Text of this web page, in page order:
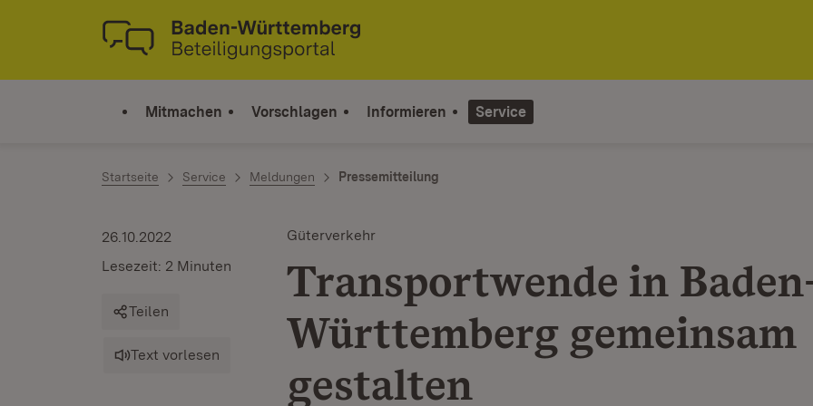
Zum Inhalt springen
Link zur Startseite
Mitmachen Vorschlagen Informieren Service
Startseite Service Meldungen Pressemitteilung
Güterverkehr
Transportwende in
Württemberg gemeinsam
gestalten
26.10.2022
Lesezeit: 2 Minuten
Teilen
Text vorlesen